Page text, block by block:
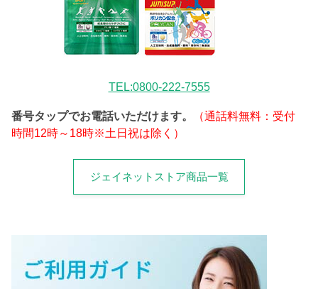
TEL:0800-222-7555
番号タップでお電話いただけます。
（通話料無料：受付
時間12時～18時※土日祝は除く）
ジェイネットストア商品一覧